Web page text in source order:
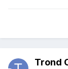
Trond